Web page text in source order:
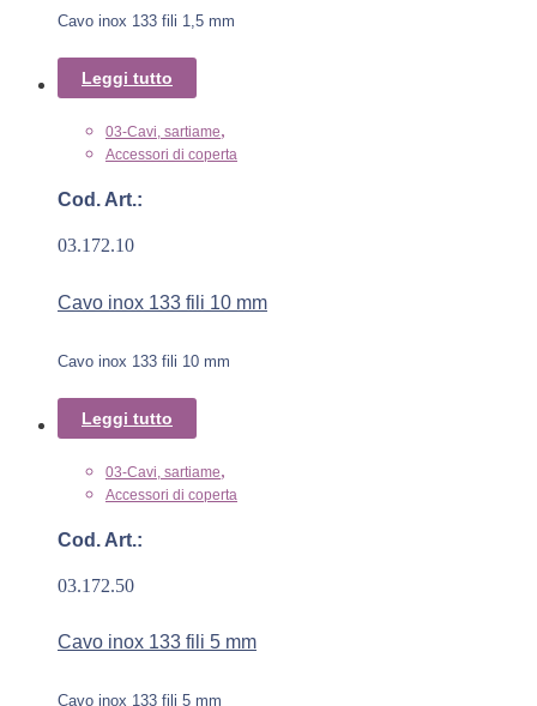
Cavo inox 133 fili 1,5 mm
Leggi tutto
03-Cavi, sartiame,
Accessori di coperta
Cod. Art.:
03.172.10
Cavo inox 133 fili 10 mm
Cavo inox 133 fili 10 mm
Leggi tutto
03-Cavi, sartiame,
Accessori di coperta
Cod. Art.:
03.172.50
Cavo inox 133 fili 5 mm
Cavo inox 133 fili 5 mm